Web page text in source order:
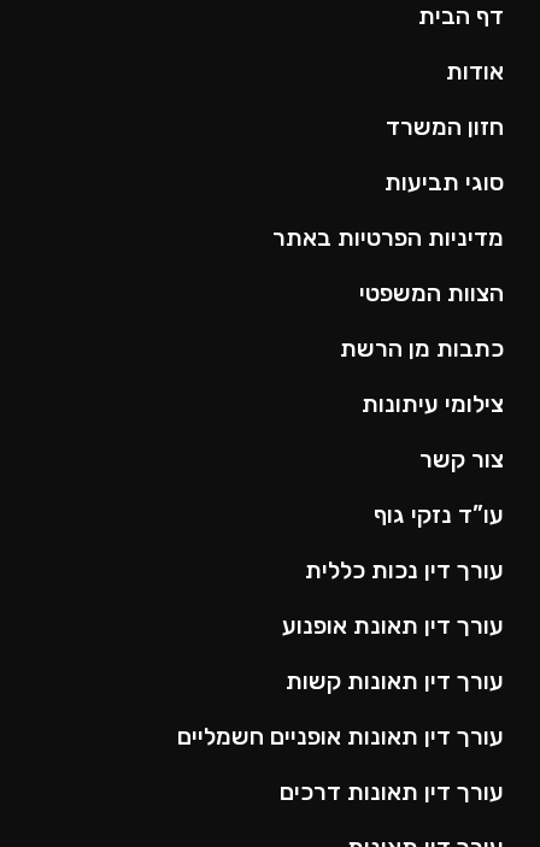
דף הבית
אודות
חזון המשרד
סוגי תביעות
מדיניות הפרטיות באתר
הצוות המשפטי
כתבות מן הרשת
צילומי עיתונות
צור קשר
עו”ד נזקי גוף
עורך דין נכות כללית
עורך דין תאונת אופנוע
עורך דין תאונות קשות
עורך דין תאונות אופניים חשמליים
עורך דין תאונות דרכים